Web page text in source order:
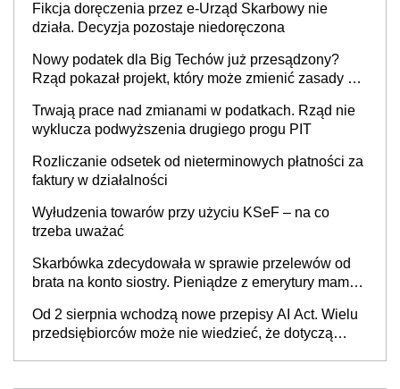
Fikcja doręczenia przez e-Urząd Skarbowy nie
działa. Decyzja pozostaje niedoręczona
Nowy podatek dla Big Techów już przesądzony?
Rząd pokazał projekt, który może zmienić zasady gry
Trwają prace nad zmianami w podatkach. Rząd nie
wyklucza podwyższenia drugiego progu PIT
Rozliczanie odsetek od nieterminowych płatności za
faktury w działalności
Wyłudzenia towarów przy użyciu KSeF – na co
trzeba uważać
Skarbówka zdecydowała w sprawie przelewów od
brata na konto siostry. Pieniądze z emerytury mamy
będzie
Od 2 sierpnia wchodzą nowe przepisy AI Act. Wielu
przedsiębiorców może nie wiedzieć, że dotyczą